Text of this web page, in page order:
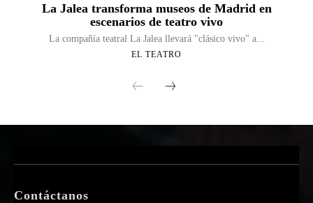
La Jalea transforma museos de Madrid en
escenarios de teatro vivo
La compañía teatral La Jalea llevará "clásico vivo" a...
EL TEATRO
Contáctanos